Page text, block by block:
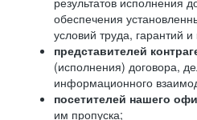
обеспечения
условий труда, гарантий
представителей
(исполнения) договора,
информационного
посетителей нашего
им пропуска;